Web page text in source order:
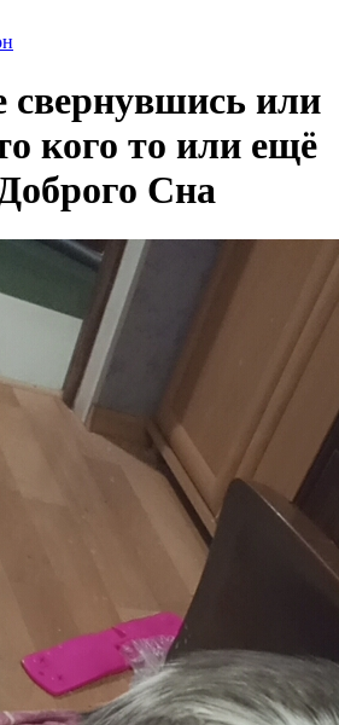
или
кого то или ещё
Сна